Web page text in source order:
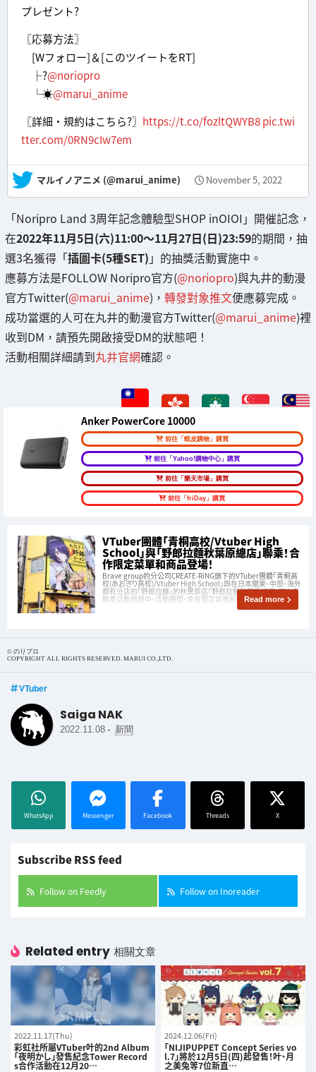
プレゼント?
〖応募方法〗
[Wフォロー]＆[このツイートをRT]
├?@noriopro
└☀@marui_anime
〖詳細・規約はこちら?〗 https://t.co/fozltQWYB8pic.twi
tter.com/0RN9cIw7em
— マルイノアニメ (@marui_anime) November 5, 2022
「Noripro Land 3周年記念體驗型SHOP inOIOI」開催記念，
在2022年11月5日(六)11:00～11月27日(日)23:59的期間，抽
選3名獲得「插圖卡(5種SET) 」的抽獎活動實施中。
應募方法是FOLLOW Noripro官方(@noriopro)與丸井的動漫
官方Twitter(@marui_anime)， 轉發對象推文便應募完成。
成功當選的人可在丸井的動漫官方Twitter(@marui_anime)裡
收到DM，請預先開啟接受DM的狀態吧！
活動相關詳細請到丸井官網確認。
Anker PowerCore 10000
前往「蝦皮購物」購買
前往「Yahoo!購物中心」購買
前往「樂天市場」購買
前往「friDay」購買
VTuber團體「青桐高校/Vtuber High
School」與「野郎拉麵秋葉原總店」聯乘！合
作限定菜單和商品登場！
Brave group的分公司CREATE-RiNG旗下的VTuber團體「青桐高
校(あおぎり高校)/Vtuber High School」與在日本關東、中部、海外
都有分店的「野郎拉麵」的秋葉原店「野郎拉麵秋葉原總店」正在有
聯乘活動舉辦中。活動期間，會有限定菜單和商品登場！
Read more
© のりプロ
COPYRIGHT ALL RIGHTS RESERVED. MARUI CO.,LTD.
VTuber
Saiga NAK
2022.11.08 - 新聞
WhatsApp Messenger Facebook Threads X
Subscribe RSS feed
Follow on Feedly Follow on Inoreader
Related entry 相關文章
2022.11.17(Thu)
彩虹社所屬VTuber叶的2nd Album
「夜明かし」發售紀念Tower Record
s合作活動在12月20…
2024.12.06(Fri)
「NIJIPUPPET Concept Series vo
l.7」將於12月5日(四)起發售！叶、月
之美兔等7位新直…